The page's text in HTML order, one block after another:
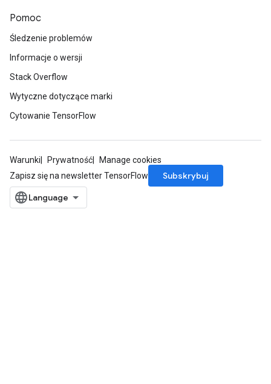
Pomoc
Śledzenie problemów
Informacje o wersji
Stack Overflow
Wytyczne dotyczące marki
Cytowanie TensorFlow
Warunki Prywatność
Manage cookies
Zapisz się na newsletter TensorFlow
Subskrybuj